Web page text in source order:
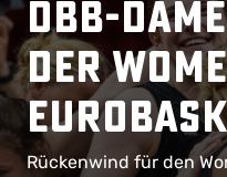
DBB-
der
Rückenwind für den